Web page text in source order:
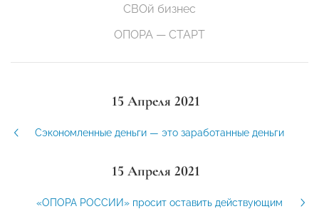
СВОй бизнес
ОПОРА — СТАРТ
15 Апреля 2021
Сэкономленные деньги — это заработанные деньги
15 Апреля 2021
«ОПОРА РОССИИ» просит оставить действующим